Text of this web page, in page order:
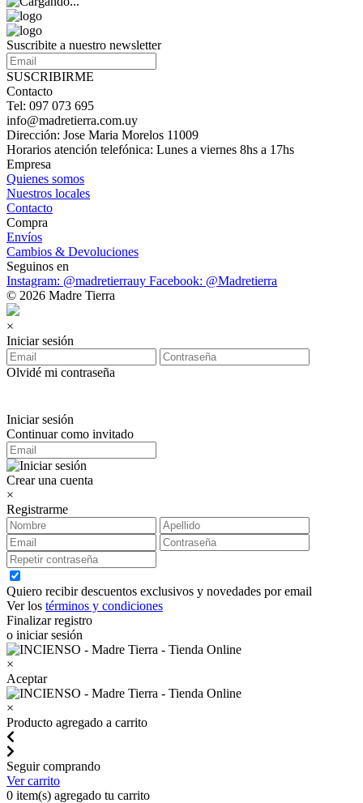
Suscribite a nuestro newsletter
SUSCRIBIRME
Contacto
Tel: 097 073 695
info@madretierra.com.uy
Dirección: Jose Maria Morelos 11009
Horarios atención telefónica: Lunes a viernes 8hs a 17hs
Empresa
Quienes somos
Nuestros locales
Contacto
Compra
Envíos
Cambios & Devoluciones
Seguinos en
Instagram: @madretierrauy Facebook: @Madretierra
© 2026 Madre Tierra
×
Iniciar sesión
Olvidé mi contraseña
Iniciar sesión
Continuar como invitado
Crear una cuenta
×
Registrarme
Quiero recibir descuentos exclusivos y novedades por email
Ver los términos y condiciones
Finalizar registro
o iniciar sesión
×
Aceptar
×
Producto agregado a carrito
Seguir comprando
Ver carrito
0 item(s) agregado tu carrito